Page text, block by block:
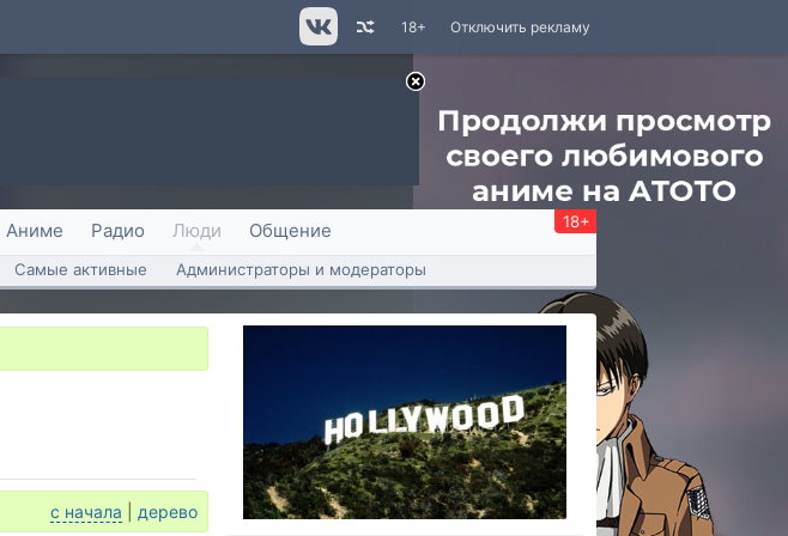
Отключить рекламу
18+
Аниме Радио Люди Общение 18+
Самые активные Администраторы и модераторы
с начала дерево